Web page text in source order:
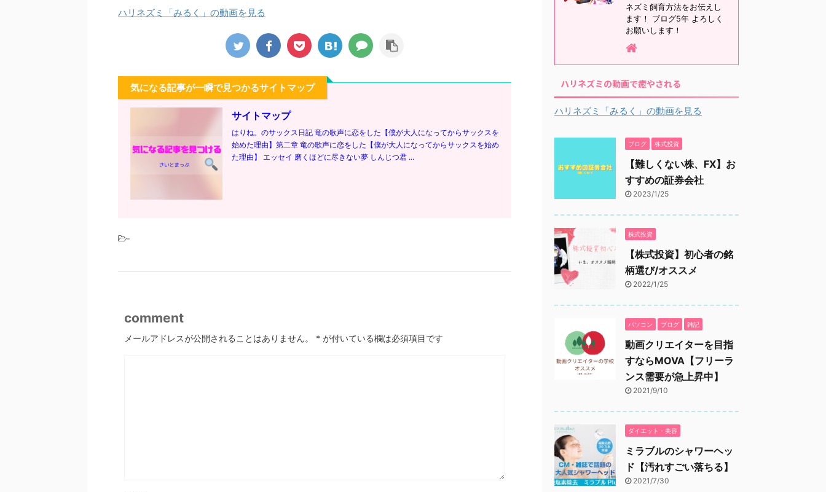
ハリネズミ「みるく」の動画を見る
気になる記事が一瞬で見つかるサイトマップ
サイトマップ
はりね。のサックス日記 竜の歌声に恋をした【僕が大人になってからサックスを
始めた理由】第二章 竜の歌声に恋をした【僕が大人になってからサックスを始め
た理由】 エッセイ 磨くほどに尽きない夢 しんじつ君 ...
-
comment
メールアドレスが公開されることはありません。 * が付いている欄は必須項目です
ネズミ飼育方法をお伝えし
ます！ ブログ5年 よろしく
お願いします！
ハリネズミの動画で癒やされる
ハリネズミ「みるく」の動画を見る
ブログ 株式投資
【難しくない株、FX】お
すすめの証券会社
2023/1/25
株式投資
【株式投資】初心者の銘
柄選び/オススメ
2022/1/25
パソコン ブログ 雑記
動画クリエイターを目指
すならMOVA【フリーラ
ンス需要が急上昇中】
2021/9/10
ダイエット・美容
ミラブルのシャワーヘッ
ド【汚れすごい落ちる】
2021/7/30